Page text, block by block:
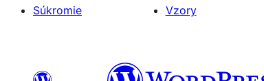
Súkromie
Vzory